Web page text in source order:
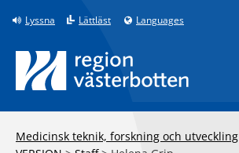
Till innehåll på sidan
Lyssna Lättläst Languages
Medicinsk teknik, forskning och utveckling